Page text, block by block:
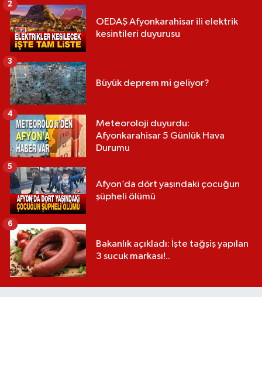
OEDAŞ Afyonkarahisar ili elektrik
kesintileri duyurusu
2
Büyük deprem mi geliyor?
3
Meteoroloji duyurdu:
Afyonkarahisar 5 Günlük Hava
Durumu
4
Afyon’da dört yaşındaki çocuğun
şüpheli ölümü
5
Bakanlık açıkladı: İşte tağşiş yapılan
3 sucuk markası!..
6